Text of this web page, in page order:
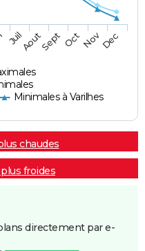
Minimales à Varilhes
JuilAoutSept OctNovDec
chaudes
froides
directement par e-